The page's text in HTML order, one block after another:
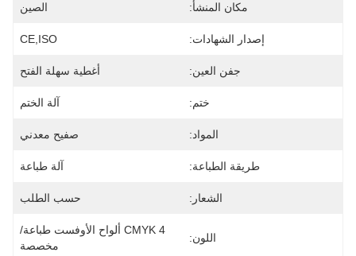
مكان المنشأ: الصين
إصدار الشهادات: CE,ISO
جفن العين: أغطية سهلة الفتح
ختم: آلة الختم
المواد: صفيح معدني
طريقة الطباعة: آلة طباعة
الشعار: حسب الطلب
اللون:
CMYK 4 ألواح الأوفست طباعة/
مخصصة